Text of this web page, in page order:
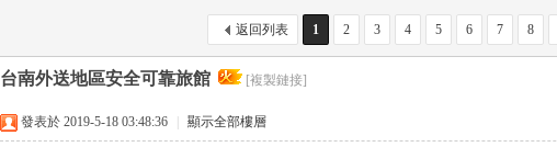
› ›
1 2 3 4 5 6 7 8
返回列表
台南外送地區安全可靠旅館 [複製鏈接]
發表於 2019-5-18 03:48:36 顯示全部樓層